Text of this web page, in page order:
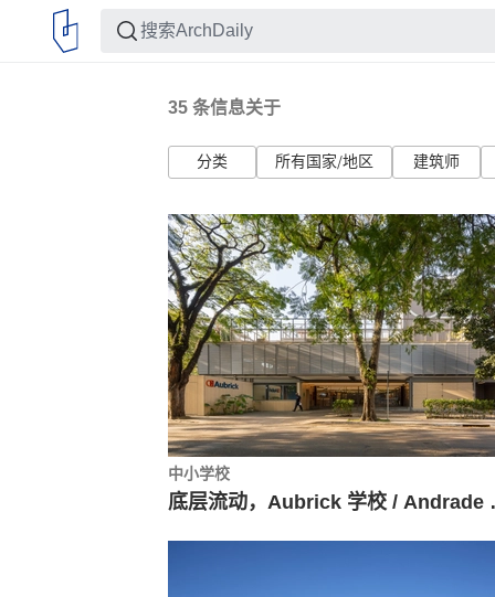
35 条信息关于
分类 所有国家/地区 建筑师
中小学校
底层流